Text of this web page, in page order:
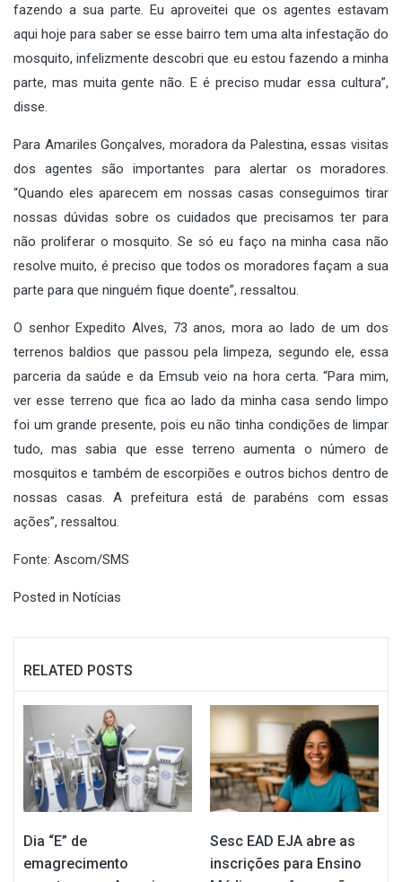
fazendo a sua parte. Eu aproveitei que os agentes estavam
aqui hoje para saber se esse bairro tem uma alta infestação do
mosquito, infelizmente descobri que eu estou fazendo a minha
parte, mas muita gente não. E é preciso mudar essa cultura”,
disse.
Para Amariles Gonçalves, moradora da Palestina, essas visitas
dos agentes são importantes para alertar os moradores.
“Quando eles aparecem em nossas casas conseguimos tirar
nossas dúvidas sobre os cuidados que precisamos ter para
não proliferar o mosquito. Se só eu faço na minha casa não
resolve muito, é preciso que todos os moradores façam a sua
parte para que ninguém fique doente”, ressaltou.
O senhor Expedito Alves, 73 anos, mora ao lado de um dos
terrenos baldios que passou pela limpeza, segundo ele, essa
parceria da saúde e da Emsub veio na hora certa. “Para mim,
ver esse terreno que fica ao lado da minha casa sendo limpo
foi um grande presente, pois eu não tinha condições de limpar
tudo, mas sabia que esse terreno aumenta o número de
mosquitos e também de escorpiões e outros bichos dentro de
nossas casas. A prefeitura está de parabéns com essas
ações”, ressaltou.
Fonte: Ascom/SMS
Posted in Notícias
RELATED POSTS
Dia “E” de
emagrecimento
Sesc EAD EJA abre as
inscrições para Ensino